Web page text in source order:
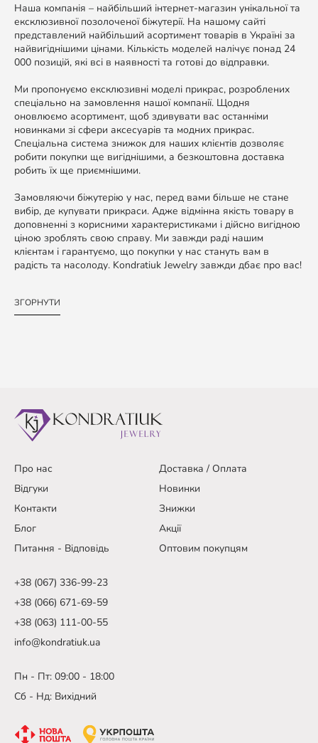
Наша компанія – найбільший інтернет-магазин унікальної та
ексклюзивної позолоченої біжутерії. На нашому сайті
представлений найбільший асортимент товарів в Україні за
найвигіднішими цінами. Кількість моделей налічує понад 24
000 позицій, які всі в наявності та готові до відправки.
Ми пропонуємо ексклюзивні моделі прикрас, розроблених
спеціально на замовлення нашої компанії. Щодня
оновлюємо асортимент, щоб здивувати вас останніми
новинками зі сфери аксесуарів та модних прикрас.
Спеціальна система знижок для наших клієнтів дозволяє
робити покупки ще вигіднішими, а безкоштовна доставка
робить їх ще приємнішими.
Замовляючи біжутерію у нас, перед вами більше не стане
вибір, де купувати прикраси. Адже відмінна якість товару в
доповненні з корисними характеристиками і дійсно вигідною
ціною зроблять свою справу. Ми завжди раді нашим
клієнтам і гарантуємо, що покупки у нас стануть вам в
радість та насолоду. Kondratiuk Jewelry завжди дбає про вас!
ЗГОРНУТИ
Про нас
Доставка / Оплата
Відгуки
Новинки
Контакти
Знижки
Блог
Акції
Питання - Відповідь
Оптовим покупцям
+38 (067) 336-99-23
+38 (066) 671-69-59
+38 (063) 111-00-55
info@kondratiuk.ua
Пн - Пт: 09:00 - 18:00
Сб - Нд: Вихідний